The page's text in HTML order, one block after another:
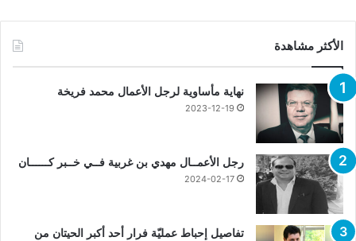
الأكثر مشاهدة
نهاية مأساوية لرجل الأعمال محمد فريخة
2023-12-19
رجل الأعمــال مهدي بن غربية فــي خــبر كــــــان
2024-02-17
تفاصيل إحباط عمليّة فرار أحد أكبر الحيتان من